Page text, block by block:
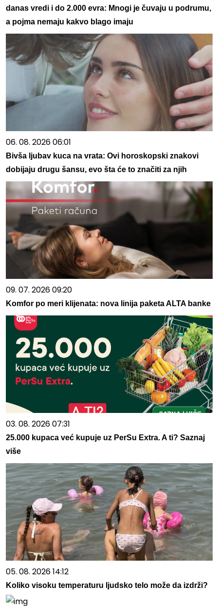
danas vredi i do 2.000 evra: Mnogi je čuvaju u podrumu,
a pojma nemaju kakvo blago imaju
06. 08. 2026 06:01
Bivša ljubav kuca na vrata: Ovi horoskopski znakovi
dobijaju drugu šansu, evo šta će to značiti za njih
09. 07. 2026 09:20
Komfor po meri klijenata: nova linija paketa ALTA banke
03. 08. 2026 07:31
25.000 kupaca već kupuje uz PerSu Extra. A ti? Saznaj
više
05. 08. 2026 14:12
Koliko visoku temperaturu ljudsko telo može da izdrži?